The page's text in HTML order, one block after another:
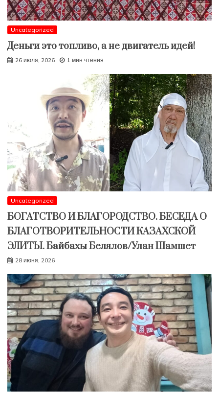
Uncategorized
Деньги это топливо, а не двигатель идей!
26 июля, 2026 1 мин чтения
Uncategorized
БОГАТСТВО И БЛАГОРОДСТВО. БЕСЕДА О
БЛАГОТВОРИТЕЛЬНОСТИ КАЗАХСКОЙ
ЭЛИТЫ. Байбахы Белялов/Улан Шамшет
28 июня, 2026